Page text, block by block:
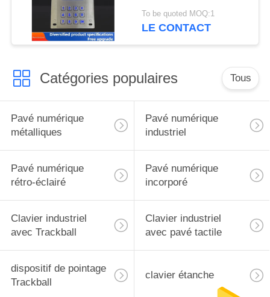
inoxydable avec écran,
GZ-Z001075,pad de
To be quoted MOQ:1
LE CONTACT
Catégories populaires Tous
Pavé numérique
métalliques
Pavé numérique
industriel
Pavé numérique
rétro-éclairé
Pavé numérique
incorporé
Clavier industriel
avec Trackball
Clavier industriel
avec pavé tactile
dispositif de pointage
Trackball
clavier étanche